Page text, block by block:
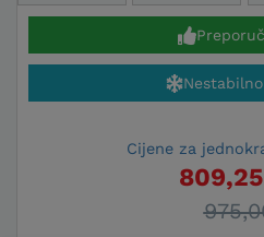
Cijene za